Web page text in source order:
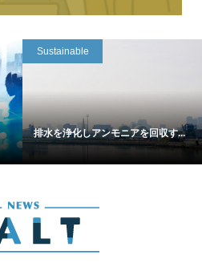
Sustainable
排水を浄化しアンモニアを回収す...